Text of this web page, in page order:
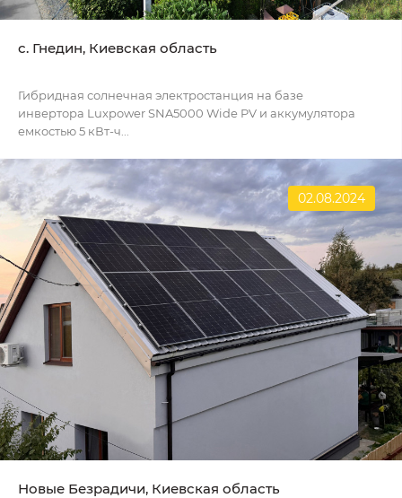
с. Гнедин, Киевская область
Гибридная солнечная электростанция на базе
инвертора Luxpower SNA5000 Wide PV и аккумулятора
емкостью 5 кВт-ч...
02.08.2024
Новые Безрадичи, Киевская область